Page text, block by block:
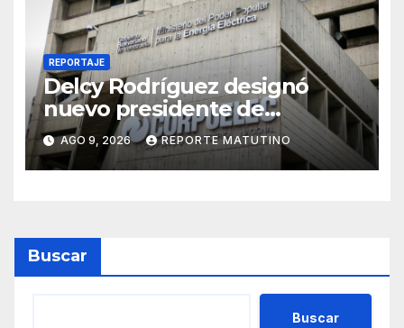
REPORTAJE
Delcy Rodríguez designó
nuevo presidente de
Corpoelec y viceministro
eléctrico para ‘la
recuperación del servicio’
AGO 9, 2026 REPORTE MATUTINO
Buscar
Buscar